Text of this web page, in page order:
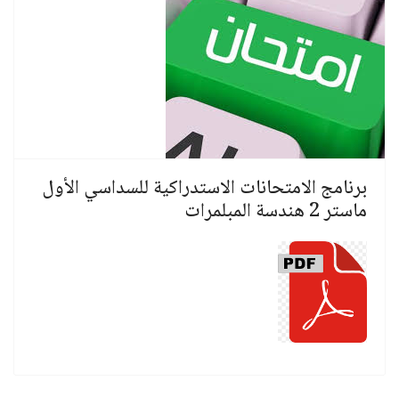
برنامج الامتحانات الاستدراكية للسداسي الأول
ماستر 2 هندسة المبلمرات